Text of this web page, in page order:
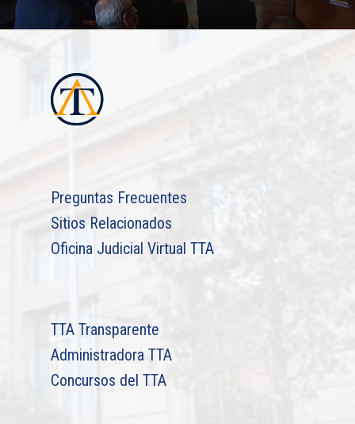
Preguntas Frecuentes
Sitios Relacionados
Oficina Judicial Virtual TTA
TTA Transparente
Administradora TTA
Concursos del TTA